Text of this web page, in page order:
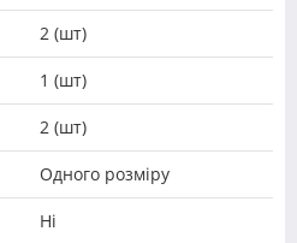
2 (шт)
1 (шт)
2 (шт)
Одного розміру
Ні